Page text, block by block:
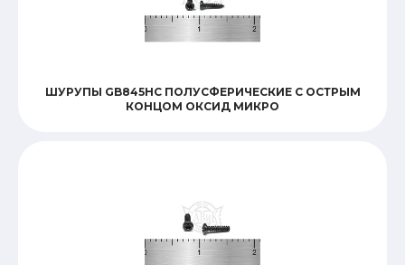
ШУРУПЫ GB845HC ПОЛУСФЕРИЧЕСКИЕ С ОСТРЫМ
КОНЦОМ ОКСИД МИКРО